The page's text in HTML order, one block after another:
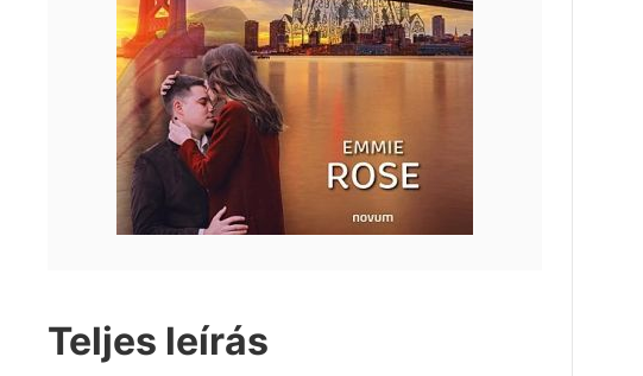
Teljes leírás